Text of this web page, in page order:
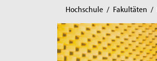
Sie
sind
hier:
Hochschule / Fakultäten /